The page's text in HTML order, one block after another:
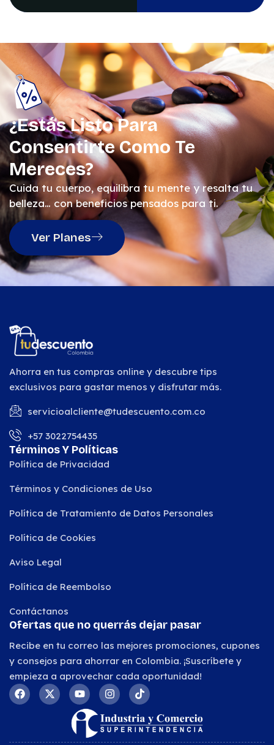
¿Estás Listo Para
Consentirte Como Te
Mereces?
Cuida tu cuerpo, equilibra tu mente y resalta tu
belleza… con beneficios pensados para ti.
Ver Planes
Ahorra en tus compras online y descubre tips
exclusivos para gastar menos y disfrutar más.
servicioalcliente@tudescuento.com.co
+57 3022754435
Términos Y Políticas
Política de Privacidad
Términos y Condiciones de Uso
Política de Tratamiento de Datos Personales
Política de Cookies
Aviso Legal
Política de Reembolso
Contáctanos
Ofertas que no querrás dejar pasar
Recibe en tu correo las mejores promociones, cupones
y consejos para ahorrar en Colombia. ¡Suscríbete y
empieza a aprovechar cada oportunidad!